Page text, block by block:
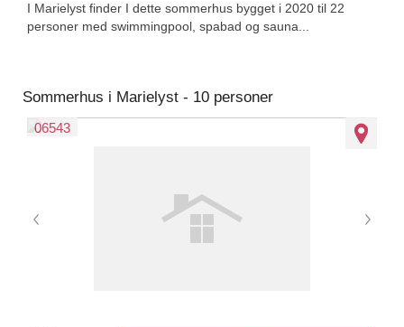
I Marielyst finder I dette sommerhus bygget i 2020 til 22
personer med swimmingpool, spabad og sauna...
Sommerhus i Marielyst - 10 personer
06543